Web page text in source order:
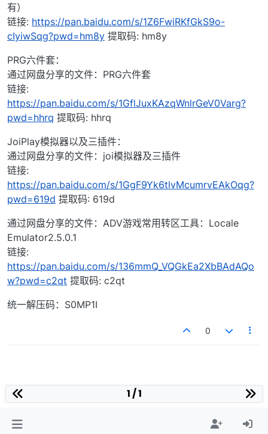
有）
链接: https://pan.baidu.com/s/1Z6FwiRKfGkS9o-
cIyiwSqg?pwd=hm8y 提取码: hm8y
PRG六件套：
通过网盘分享的文件：PRG六件套
链接:
https://pan.baidu.com/s/1GflJuxKAzqWnlrGeV0Varg?
pwd=hhrq 提取码: hhrq
JoiPlay模拟器以及三插件：
通过网盘分享的文件：joi模拟器及三插件
链接:
https://pan.baidu.com/s/1GgF9Yk6tlvMcumrvEAkOqg?
pwd=619d 提取码: 619d
通过网盘分享的文件：ADV游戏常用转区工具：Locale
Emulator2.5.0.1
链接:
https://pan.baidu.com/s/136mmQ_VQGkEa2XbBAdAQo
w?pwd=c2qt 提取码: c2qt
统一解压码：S0MP1I
0
1 / 1